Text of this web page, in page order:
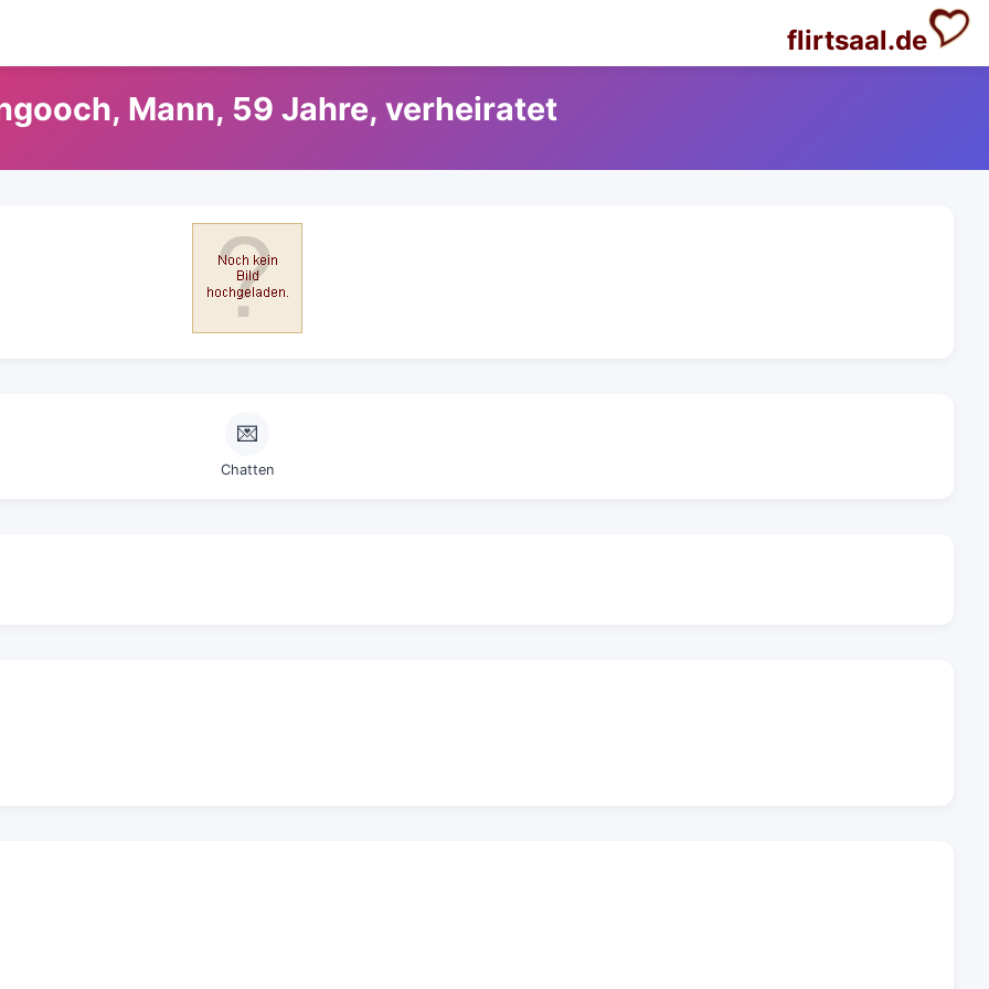
flirtsaal.de
Mann, 59 Jahre, verheiratet
💌
Chatten